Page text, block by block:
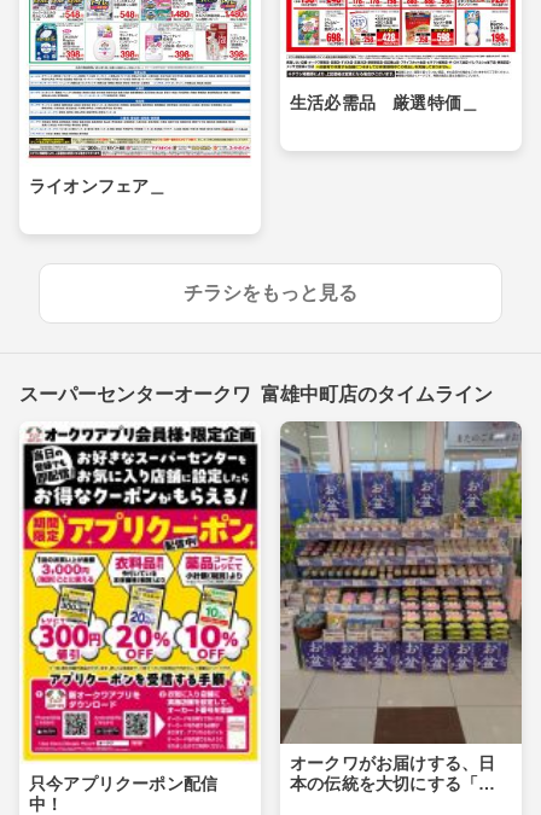
ライオンフェア＿
生活必需品 厳選特価＿
チラシをもっと見る
スーパーセンターオークワ 富雄中町店のタイムライン
只今アプリクーポン配信
中！
オークワがお届けする、日
本の伝統を大切にする「お